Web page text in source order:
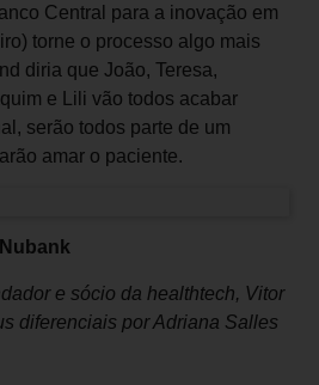
Central para a inovação em
torne o processo algo mais
diria que João, Teresa,
e Lili vão todos acabar
serão todos parte de um
amar o paciente.
e sócio da healthtech, Vitor
diferenciais por Adriana Salles